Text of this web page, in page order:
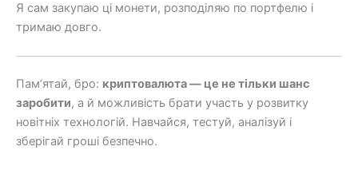
Я сам закупаю ці монети, розподіляю по портфелю і
тримаю довго.
Пам’ятай, бро: криптовалюта — це не тільки шанс
заробити, а й можливість брати участь у розвитку
новітніх технологій. Навчайся, тестуй, аналізуй і
зберігай гроші безпечно.